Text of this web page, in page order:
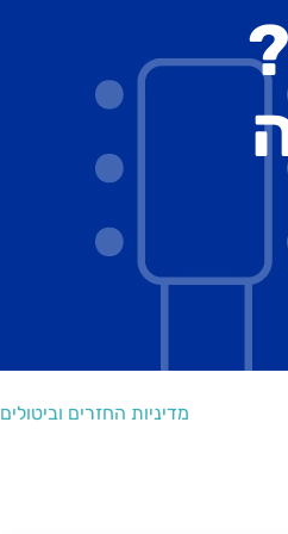
מדיניות החזרים וביטולים